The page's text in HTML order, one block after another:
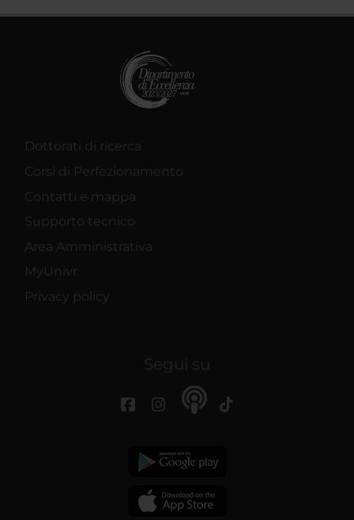
Dottorati di ricerca
Corsi di Perfezionamento
Contatti e mappa
Supporto tecnico
Area Amministrativa
MyUnivr
Privacy policy
Segui su